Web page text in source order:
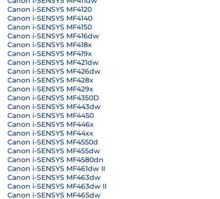
Canon i-SENSYS MF4120
Canon i-SENSYS MF4140
Canon i-SENSYS MF4150
Canon i-SENSYS MF416dw
Canon i-SENSYS MF418x
Canon i-SENSYS MF419x
Canon i-SENSYS MF421dw
Canon i-SENSYS MF426dw
Canon i-SENSYS MF428x
Canon i-SENSYS MF429x
Canon i-SENSYS MF4350D
Canon i-SENSYS MF443dw
Canon i-SENSYS MF4450
Canon i-SENSYS MF446x
Canon i-SENSYS MF44xx
Canon i-SENSYS MF4550d
Canon i-SENSYS MF455dw
Canon i-SENSYS MF4580dn
Canon i-SENSYS MF461dw II
Canon i-SENSYS MF463dw
Canon i-SENSYS MF463dw II
Canon i-SENSYS MF465dw